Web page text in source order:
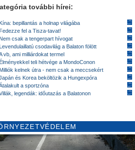
további hírei:
Kína: bepillantás a holnap világába
Fedezze fel a Tisza-tavat!
Nem csak a tengerpart hívogat
Levendulaillatú csodavilág a Balaton fölött
vb, ami milliárdokat termel
Élményekkel teli hétvége a MondoConon
Milliók kelnek útra - nem csak a meccsekért
és Korea beköltözik a Hungexpóra
a sportzóna
legendák: időutazás a Balatonon